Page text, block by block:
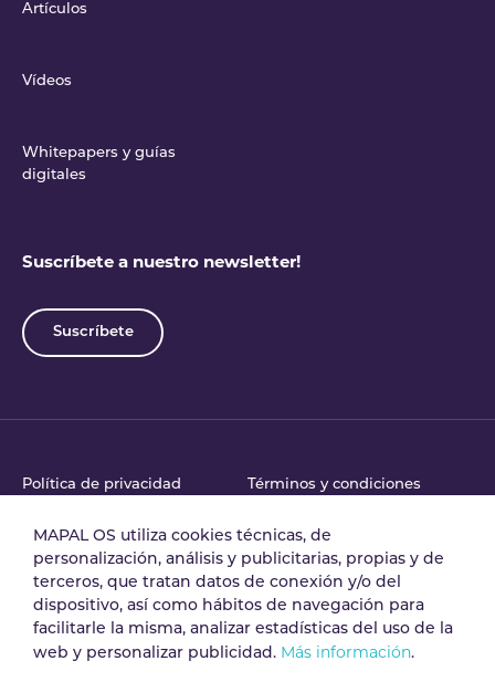
Artículos
Vídeos
Whitepapers y guías
digitales
Suscríbete a nuestro newsletter!
Suscríbete
Política de privacidad Términos y condiciones
Acuerdo de tratamiento
de datos
Política de Seguridad
MAPAL OS utiliza cookies técnicas, de
personalización, análisis y publicitarias, propias y de
terceros, que tratan datos de conexión y/o del
dispositivo, así como hábitos de navegación para
facilitarle la misma, analizar estadísticas del uso de la
web y personalizar publicidad. Más información.